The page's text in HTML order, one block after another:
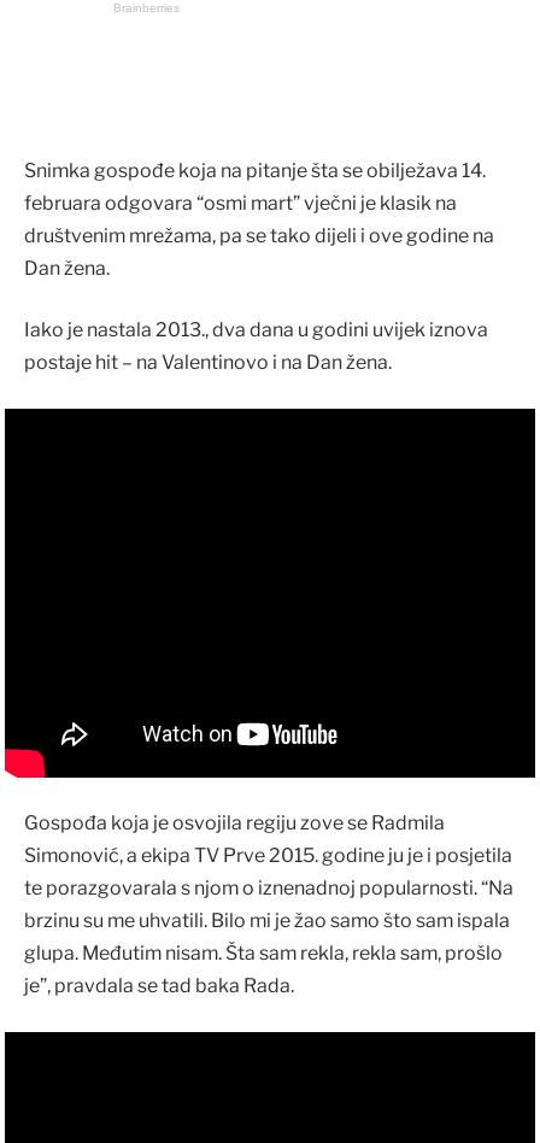
Snimka gospođe koja na pitanje šta se obilježava 14.
februara odgovara “osmi mart” vječni je klasik na
društvenim mrežama, pa se tako dijeli i ove godine na
Dan žena.
Iako je nastala 2013., dva dana u godini uvijek iznova
postaje hit – na Valentinovo i na Dan žena.
Gospođa koja je osvojila regiju zove se Radmila
Simonović, a ekipa TV Prve 2015. godine ju je i posjetila
te porazgovarala s njom o iznenadnoj popularnosti. “Na
brzinu su me uhvatili. Bilo mi je žao samo što sam ispala
glupa. Međutim nisam. Šta sam rekla, rekla sam, prošlo
je”, pravdala se tad baka Rada.